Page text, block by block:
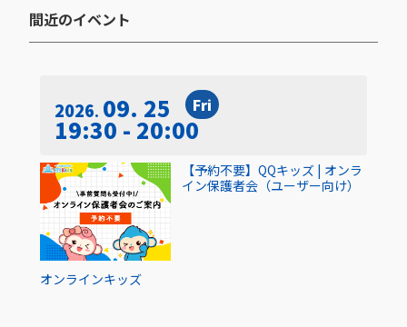
間近のイベント​
2026 09. 25 Fri
19:30 - 20:00
オンラインキッズ
【予約不要】QQキッズ | オンラ
イン保護者会（ユーザー向け）